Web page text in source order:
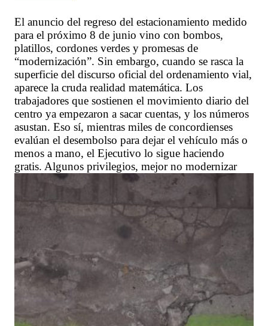
El anuncio del regreso del estacionamiento medido
para el próximo 8 de junio vino con bombos,
platillos, cordones verdes y promesas de
“modernización”. Sin embargo, cuando se rasca la
superficie del discurso oficial del ordenamiento vial,
aparece la cruda realidad matemática. Los
trabajadores que sostienen el movimiento diario del
centro ya empezaron a sacar cuentas, y los números
asustan. Eso sí, mientras miles de concordienses
evalúan el desembolso para dejar el vehículo más o
menos a mano, el Ejecutivo lo sigue haciendo
gratis. Algunos privilegios, mejor no modernizar